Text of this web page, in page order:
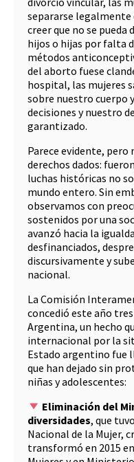
separarse legalmente
creer que no se
hijos o hijas por falta
métodos
del aborto fuese
hospital, las mujeres
sobre nuestro cuerpo
decisiones y nuestro
garantizado.
Parece evidente, pero
derechos dados:
luchas históricas no
mundo entero. Sin
observamos con
sostenidos por una
avanzó hacia la
desfinanciados,
discursivamente y
nacional.
La Comisión
concedió este año
Argentina, un hecho
internacional por la
Estado argentino fue
que han dejado sin
niñas y adolescentes:
Eliminación del
diversidades, que
Nacional de la Mujer,
transformó en 2015